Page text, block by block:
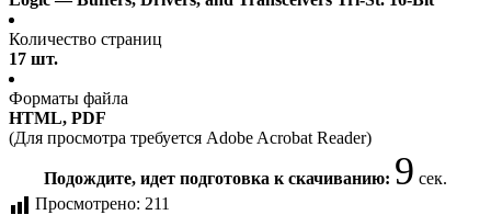
Количество страниц
17 шт.
Форматы файла
HTML, PDF
(Для просмотра требуется Adobe Acrobat Reader)
Подождите, идет подготовка к скачиванию: 9 сек.
Просмотрено: 211